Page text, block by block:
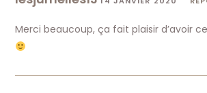
Merci beaucoup, ça fait plaisir d’avoir